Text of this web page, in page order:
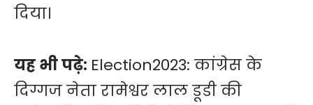
दिया।
यह भी पढ़े: Election2023: कांग्रेस के
दिग्गज नेता रामेश्वर लाल डूडी की